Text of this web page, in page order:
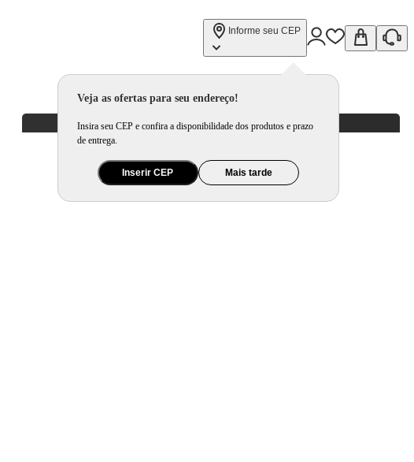
Informe seu CEP
Veja as ofertas para seu endereço!
Insira seu CEP e confira a disponibilidade dos produtos e prazo
de entrega.
Inserir CEP Mais tarde